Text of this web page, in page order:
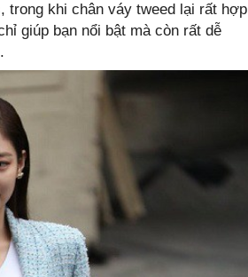
khi chân váy tweed lại rất hợp
giúp bạn nổi bật mà còn rất dễ